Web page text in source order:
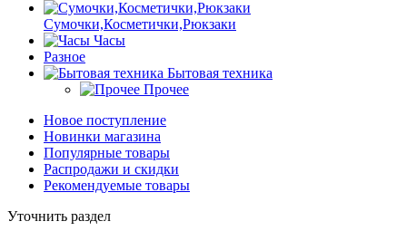
Сумочки,Косметички,Рюкзаки
Часы
Разное
Бытовая техника
Прочее
Новое поступление
Новинки магазина
Популярные товары
Распродажи и скидки
Рекомендуемые товары
Уточнить раздел